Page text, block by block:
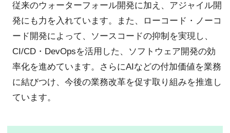
従来のウォーターフォール開発に加え、アジャイル開
発にも力を入れています。また、ローコード・ノーコ
ード開発によって、ソースコードの抑制を実現し、
CI/CD・DevOpsを活用した、ソフトウェア開発の効
率化を進めています。さらにAIなどの付加価値を業務
に結びつけ、今後の業務改革を促す取り組みを推進し
ています。